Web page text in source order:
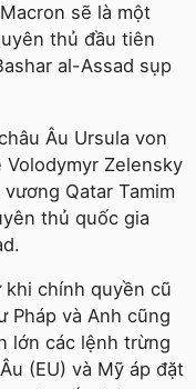
sẽ là một
thủ đầu tiên
al-Assad sụp
Âu Ursula von
Zelensky
Qatar Tamim
thủ quốc gia
chính quyền cũ
Pháp và Anh cũng
lớn các lệnh trừng
(EU) và Mỹ áp đặt